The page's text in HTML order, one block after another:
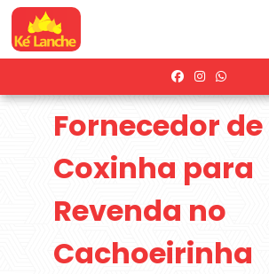
Fornecedor de
Coxinha para
Revenda no
Cachoeirinha